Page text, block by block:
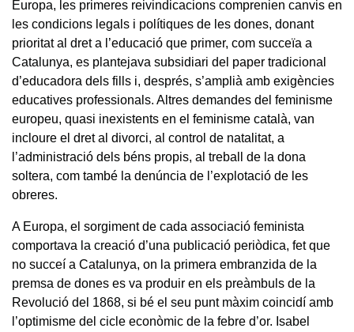
Europa, les primeres reivindicacions comprenien canvis en
les condicions legals i polítiques de les dones, donant
prioritat al dret a l’educació que primer, com succeïa a
Catalunya, es plantejava subsidiari del paper tradicional
d’educadora dels fills i, després, s’amplià amb exigències
educatives professionals. Altres demandes del feminisme
europeu, quasi inexistents en el feminisme català, van
incloure el dret al divorci, al control de natalitat, a
l’administració dels béns propis, al treball de la dona
soltera, com també la denúncia de l’explotació de les
obreres.
A Europa, el sorgiment de cada associació feminista
comportava la creació d’una publicació periòdica, fet que
no succeí a Catalunya, on la primera embranzida de la
premsa de dones es va produir en els preàmbuls de la
Revolució del 1868, si bé el seu punt màxim coincidí amb
l’optimisme del cicle econòmic de la febre d’or. Isabel